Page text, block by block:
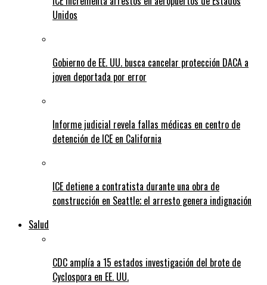
Unidos
Gobierno de EE. UU. busca cancelar protección DACA a
joven deportada por error
Informe judicial revela fallas médicas en centro de
detención de ICE en California
ICE detiene a contratista durante una obra de
construcción en Seattle; el arresto genera indignación
Salud
CDC amplía a 15 estados investigación del brote de
Cyclospora en EE. UU.